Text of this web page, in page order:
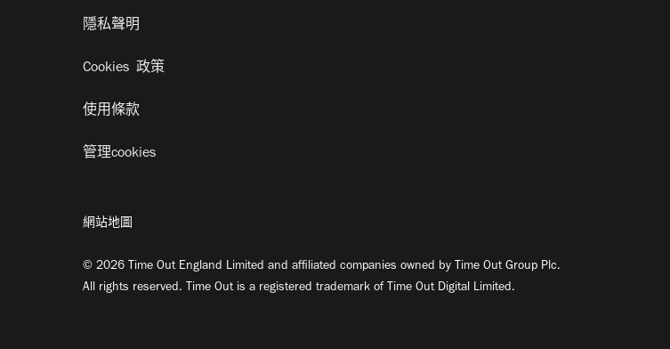
隱私聲明
Cookies 政策
使用條款
管理cookies
網站地圖
© 2026 Time Out England Limited and affiliated companies owned by Time Out Group Plc.
All rights reserved. Time Out is a registered trademark of Time Out Digital Limited.